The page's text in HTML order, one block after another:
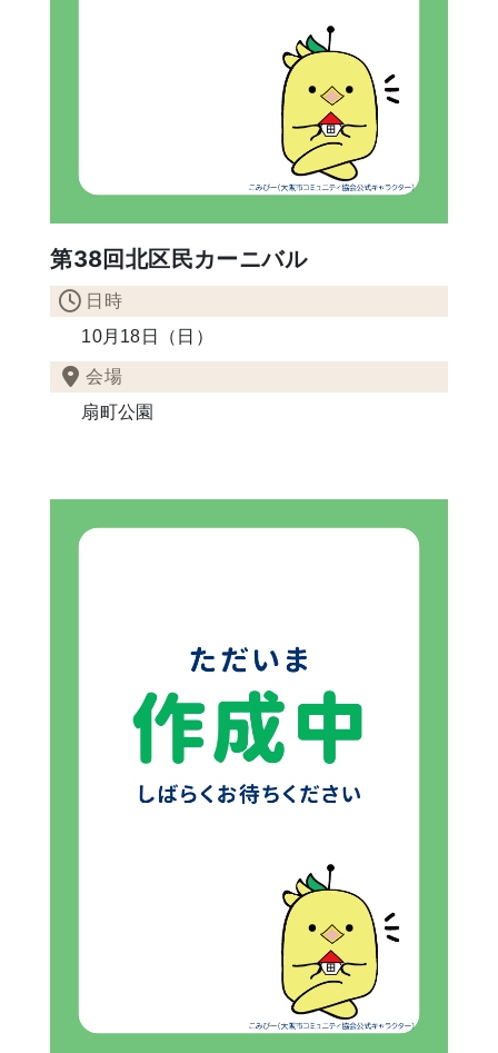
第38回北区民カーニバル
日時
10月18日（日）
会場
扇町公園